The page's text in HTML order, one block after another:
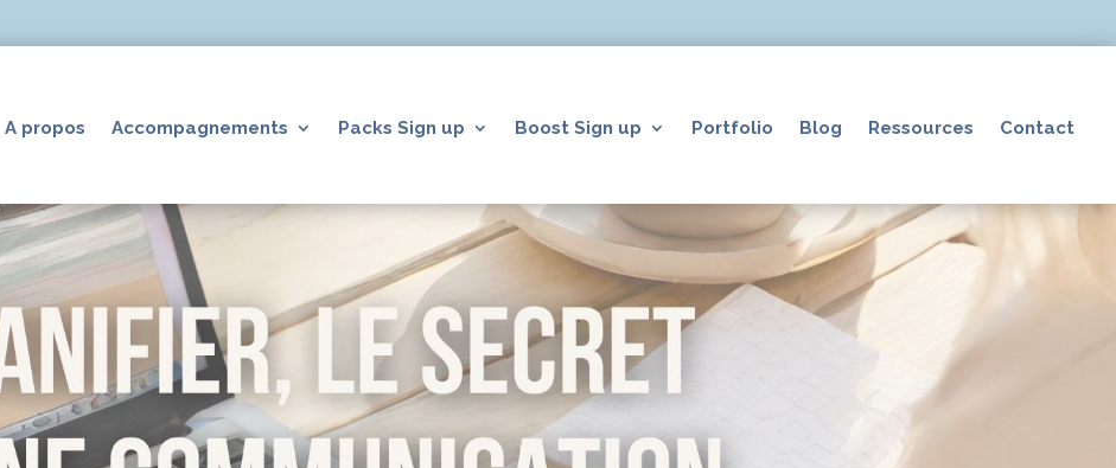
A propos Accompagnements Packs Sign up Boost Sign up Portfolio Blog Ressources Contact